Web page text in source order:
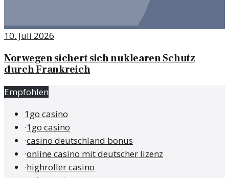
10. Juli 2026
Norwegen sichert sich nuklearen Schutz
durch Frankreich
Empfohlen
1go casino
·1go casino
·casino deutschland bonus
·online casino mit deutscher lizenz
·highroller casino